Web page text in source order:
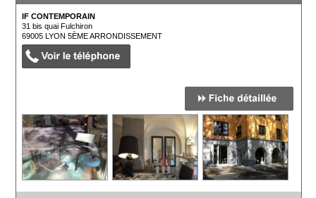
IF CONTEMPORAIN
31 bis quai Fulchiron
69005LYON 5ÈME ARRONDISSEMENT